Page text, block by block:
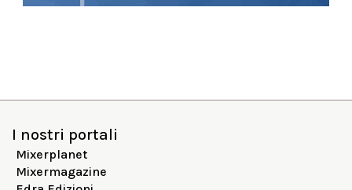
I nostri portali
Mixerplanet
Mixermagazine